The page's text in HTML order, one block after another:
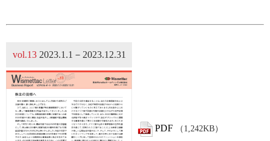
vol.13 2023.1.1－2023.12.31
PDF （1,242KB）